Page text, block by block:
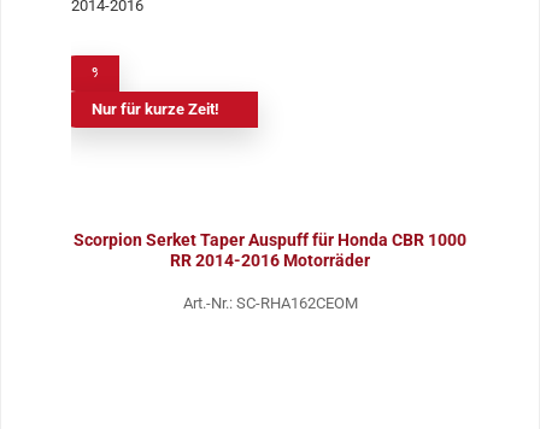
Nur für kurze Zeit!
Scorpion Serket Taper Auspuff für Honda CBR 1000
RR 2014-2016 Motorräder
Art.-Nr.: SC-RHA162CEOM